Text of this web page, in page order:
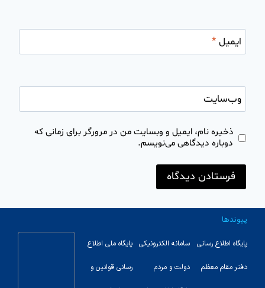
ایمیل*
وب‌سایت
ذخیره نام، ایمیل و وبسایت من در مرورگر برای زمانی که
دوباره دیدگاهی می‌نویسم.
پیوندها
پایگاه اطلاع رسانی
دفتر مقام معظم
سامانه الکترونیکی
دولت و مردم
پایگاه ملی اطلاع
رسانی قوانین و